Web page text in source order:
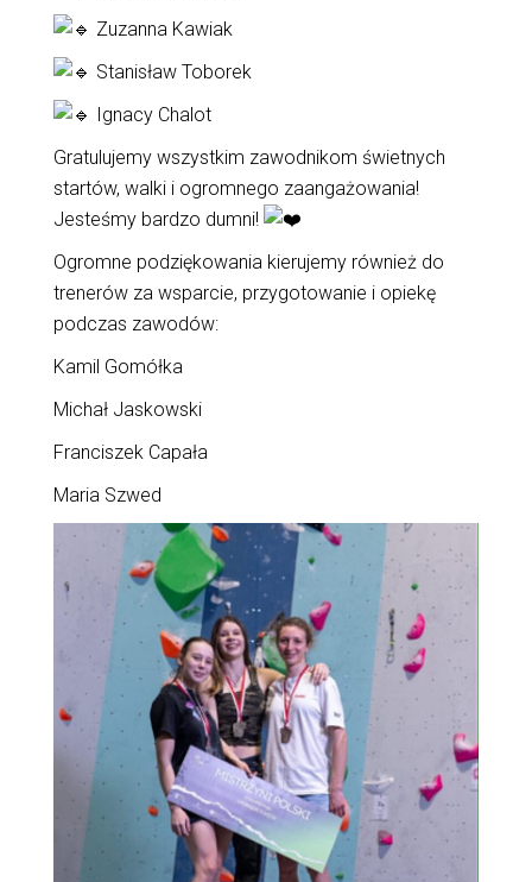
Zuzanna Kawiak
Stanisław Toborek
Ignacy Chalot
Gratulujemy wszystkim zawodnikom świetnych
startów, walki i ogromnego zaangażowania!
Jesteśmy bardzo dumni!
Ogromne podziękowania kierujemy również do
trenerów za wsparcie, przygotowanie i opiekę
podczas zawodów:
Kamil Gomółka
Michał Jaskowski
Franciszek Capała
Maria Szwed